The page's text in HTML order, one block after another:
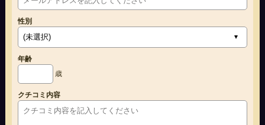
性別
年齢
歳
クチコミ内容